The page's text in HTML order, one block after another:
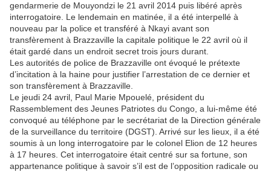
gendarmerie de Mouyondzi le 21 avril 2014 puis libéré après
interrogatoire. Le lendemain en matinée, il a été interpellé à
nouveau par la police et transféré à Nkayi avant son
transfèrement à Brazzaville la capitale politique le 22 avril où il
était gardé dans un endroit secret trois jours durant.
Les autorités de police de Brazzaville ont évoqué le prétexte
d’incitation à la haine pour justifier l’arrestation de ce dernier et
son transfèrement à Brazzaville.
Le jeudi 24 avril, Paul Marie Mpouelé, président du
Rassemblement des Jeunes Patriotes du Congo, a lui-même été
convoqué au téléphone par le secrétariat de la Direction générale
de la surveillance du territoire (DGST). Arrivé sur les lieux, il a été
soumis à un long interrogatoire par le colonel Elion de 12 heures
à 17 heures. Cet interrogatoire était centré sur sa fortune, son
appartenance politique à savoir s’il est de l’opposition radicale ou